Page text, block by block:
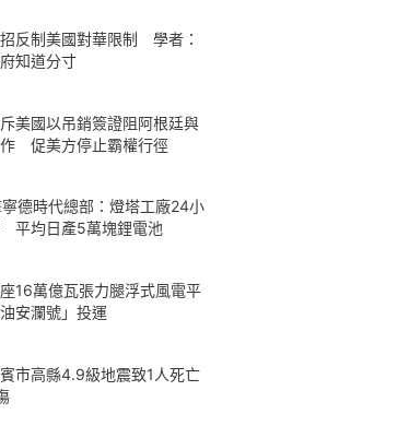
反制美國對華限制 學者：
知道分寸
美國以吊銷簽證阻阿根廷與
促美方停止霸權行徑
德時代總部：燈塔工廠24小
平均日產5萬塊鋰電池
16萬億瓦張力腿浮式風電平
安瀾號」投運
市高縣4.9級地震致1人死亡